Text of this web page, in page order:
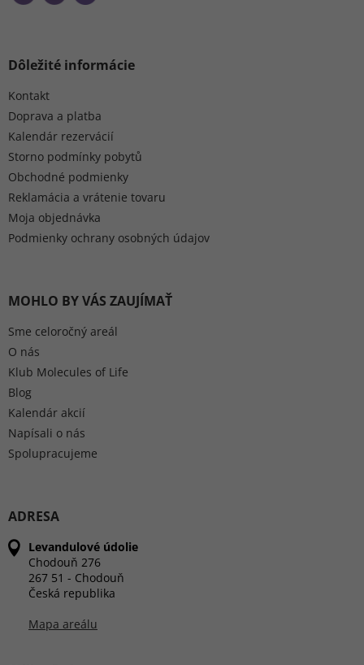
Dôležité informácie
Kontakt
Doprava a platba
Kalendár rezervácií
Storno podmínky pobytů
Obchodné podmienky
Reklamácia a vrátenie tovaru
Moja objednávka
Podmienky ochrany osobných údajov
MOHLO BY VÁS ZAUJÍMAŤ
Sme celoročný areál
O nás
Klub Molecules of Life
Blog
Kalendár akcií
Napísali o nás
Spolupracujeme
ADRESA
Levandulové údolie
Chodouň 276
267 51 - Chodouň
Česká republika
Mapa areálu